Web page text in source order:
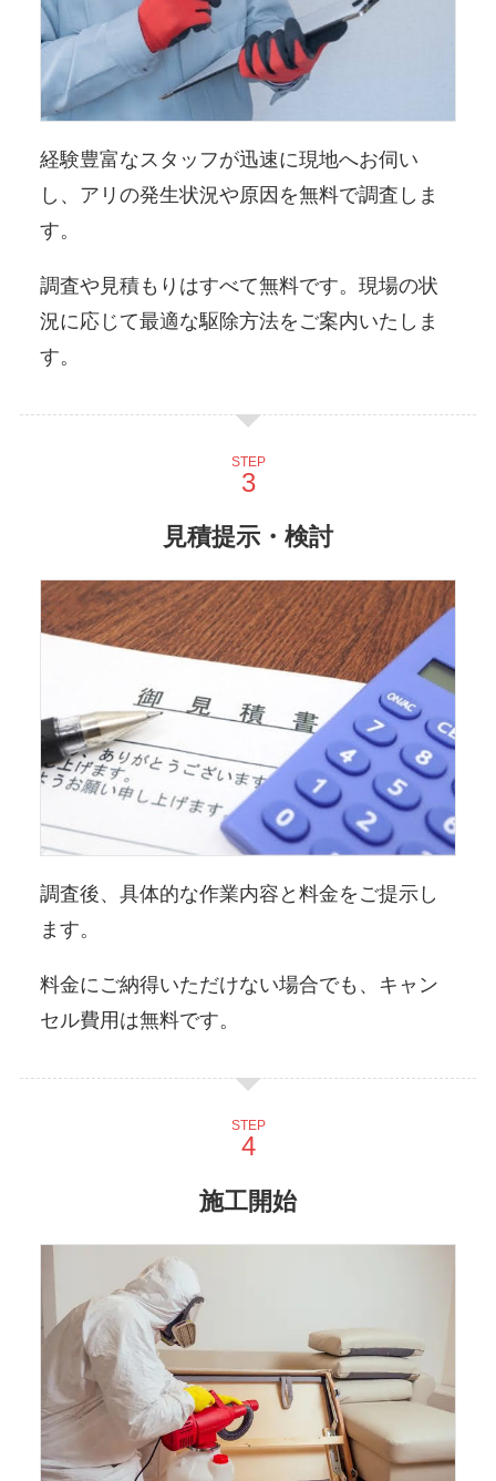
経験豊富なスタッフが迅速に現地へお伺い
し、アリの発生状況や原因を無料で調査しま
す。
調査や見積もりはすべて無料です。現場の状
況に応じて最適な駆除方法をご案内いたしま
す。
STEP
見積提示・検討
調査後、具体的な作業内容と料金をご提示し
ます。
料金にご納得いただけない場合でも、キャン
セル費用は無料です。
STEP
施工開始